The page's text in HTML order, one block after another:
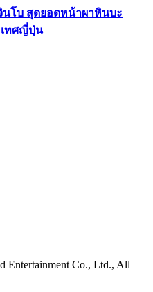
นโบ สุดยอดหน้าผาหินบะ
ทศญี่ปุ่น
Entertainment Co., Ltd., All